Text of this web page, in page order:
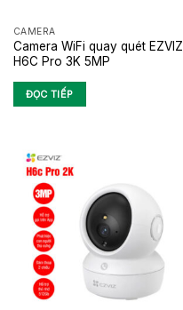
CAMERA
Camera WiFi quay quét EZVIZ
H6C Pro 3K 5MP
ĐỌC TIẾP